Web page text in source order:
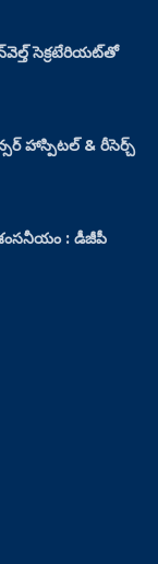
సెక్రటేరియట్‌తో
హాస్పిటల్ & రీసెర్చ్
: డీజీపీ